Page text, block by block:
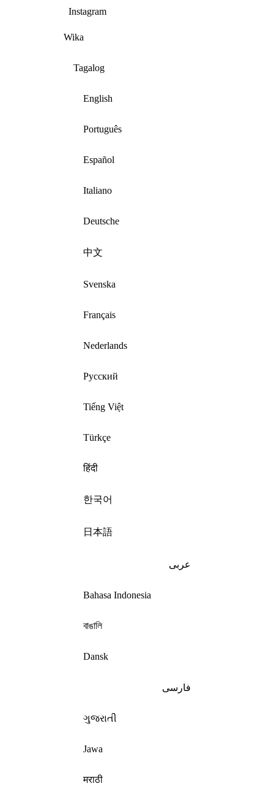
Instagram
Wika
Tagalog
English
Português
Español
Italiano
Deutsche
中文
Svenska
Français
Nederlands
Русский
Tiếng Việt
Türkçe
हिंदी
한국어
日本語
عربى
Bahasa Indonesia
বাঙালি
Dansk
فارسی
ગુજરાતી
Jawa
मराठी